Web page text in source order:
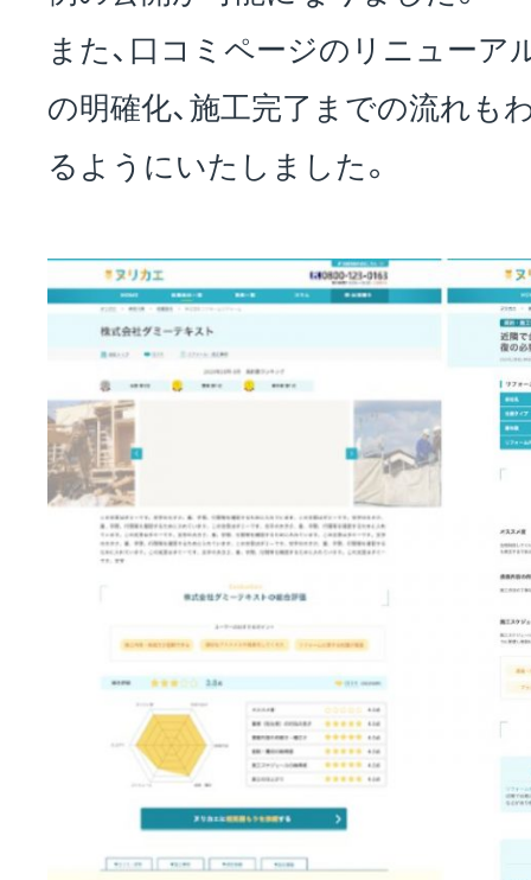
また、口コミページのリニューア
の明確化、施工完了までの流れも
るようにいたしました。